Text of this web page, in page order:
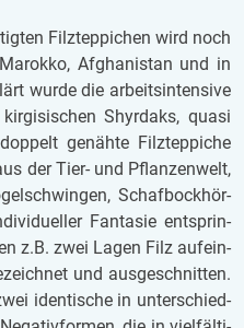
Filz­tep­pi­chen wird noch
Af­gha­ni­stan und in
wurde die ar­beits­in­ten­si­ve
Shyr­daks, quasi
ge­näh­te Filz­tep­pi­che
der Tier- und Pflan­zen­welt,
Schaf­bock­hör­
Fan­ta­sie ent­sprin­
z.B. zwei Lagen Filz auf­ein­
und aus­ge­schnit­ten.
iden­ti­sche in un­ter­schied­